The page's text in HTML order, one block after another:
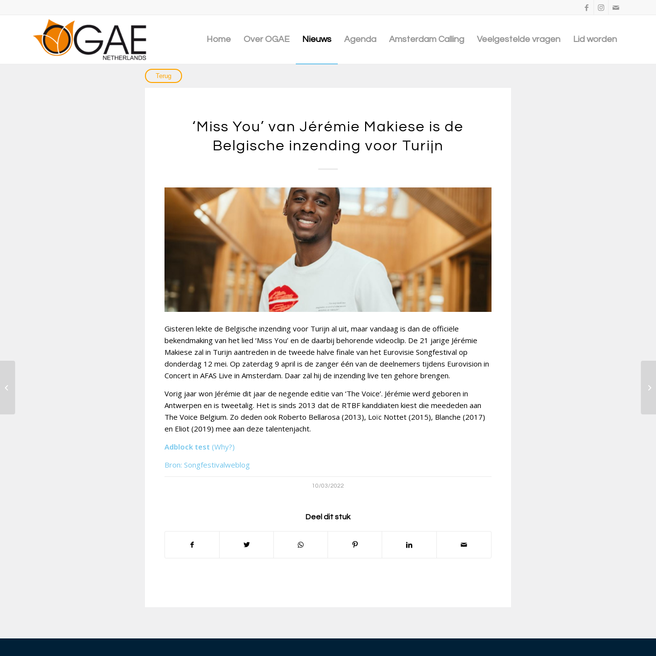
Home Over OGAE Nieuws Agenda Amsterdam Calling Veelgestelde vragen Lid worden
‘Miss You’ van Jérémie Makiese is de
Belgische inzending voor Turijn
Gisteren lekte de Belgische inzending voor Turijn al uit, maar vandaag is dan de officiële
bekendmaking van het lied ‘Miss You’ en de daarbij behorende videoclip. De 21 jarige Jérémie
Makiese zal in Turijn aantreden in de tweede halve finale van het Eurovisie Songfestival op
donderdag 12 mei. Op zaterdag 9 april is de zanger één van de deelnemers tijdens Eurovision in
Concert in AFAS Live in Amsterdam. Daar zal hij de inzending live ten gehore brengen.
Vorig jaar won Jérémie dit jaar de negende editie van ‘The Voice’. Jérémie werd geboren in
Antwerpen en is tweetalig. Het is sinds 2013 dat de RTBF kanddiaten kiest die meededen aan
The Voice Belgium. Zo deden ook Roberto Bellarosa (2013), Loïc Nottet (2015), Blanche (2017)
en Eliot (2019) mee aan deze talentenjacht.
Adblock test (Why?)
Bron: Songfestivalweblog
10/03/2022
Deel dit stuk